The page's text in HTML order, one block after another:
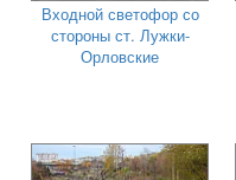
Входной светофор со
стороны ст. Лужки-
Орловские